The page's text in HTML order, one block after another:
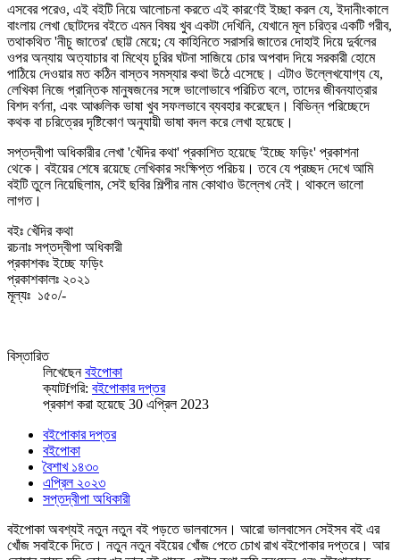
এসবের পরেও, এই বইটি নিয়ে আলোচনা করতে এই কারণেই ইচ্ছা করল যে, ইদানীংকালে
বাংলায় লেখা ছোটদের বইতে এমন বিষয় খুব একটা দেখিনি, যেখানে মূল চরিত্র একটি গরীব,
তথাকথিত 'নীচু জাতের' ছোট্ট মেয়ে; যে কাহিনিতে সরাসরি জাতের দোহাই দিয়ে দুর্বলের
ওপর অন্যায় অত্যাচার বা মিথ্যে চুরির ঘটনা সাজিয়ে চোর অপবাদ দিয়ে সরকারী হোমে
পাঠিয়ে দেওয়ার মত কঠিন বাস্তব সমস্যার কথা উঠে এসেছে। এটাও উল্লেখযোগ্য যে,
লেখিকা নিজে প্রান্তিক মানুষজনের সঙ্গে ভালোভাবে পরিচিত বলে, তাদের জীবনযাত্রার
বিশদ বর্ণনা, এবং আঞ্চলিক ভাষা খুব সফলভাবে ব্যবহার করেছেন। বিভিন্ন পরিচ্ছেদে
কথক বা চরিত্রের দৃষ্টিকোণ অনুযায়ী ভাষা বদল করে লেখা হয়েছে।
সপ্তদ্বীপা অধিকারীর লেখা 'খেঁদির কথা' প্রকাশিত হয়েছে 'ইচ্ছে ফড়িং' প্রকাশনা
থেকে। বইয়ের শেষে রয়েছে লেখিকার সংক্ষিপ্ত পরিচয়। তবে যে প্রচ্ছদ দেখে আমি
বইটি তুলে নিয়েছিলাম, সেই ছবির শিল্পীর নাম কোথাও উল্লেখ নেই। থাকলে ভালো
লাগত।
বইঃ খেঁদির কথা
রচনাঃ সপ্তদ্বীপা অধিকারী
প্রকাশকঃ ইচ্ছে ফড়িং
প্রকাশকালঃ ২০২১
মূল্যঃ ১৫০/-
বিস্তারিত
লিখেছেনবইপোকা
ক্যাটfগরি: বইপোকার দপ্তর
প্রকাশ করা হয়েছে 30 এপ্রিল 2023
বইপোকার দপ্তর
বইপোকা
বৈশাখ ১৪৩০
এপ্রিল ২০২৩
সপ্তদ্বীপা অধিকারী
বইপোকা অবশ্যই নতুন নতুন বই পড়তে ভালবাসেন। আরো ভালবাসেন সেইসব বই এর
খোঁজ সবাইকে দিতে। নতুন নতুন বইয়ের খোঁজ পেতে চোখ রাখ বইপোকার দপ্তরে। আর